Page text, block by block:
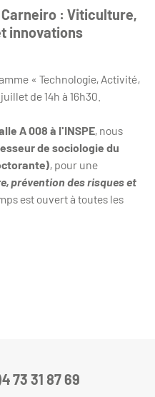
: Viticulture,
innovations
« Technologie, Activité,
de 14h à 16h30.
A 008 à l'INSPE, nous
de sociologie du
, pour une
prévention des risques et
est ouvert à toutes les
73 31 87 69